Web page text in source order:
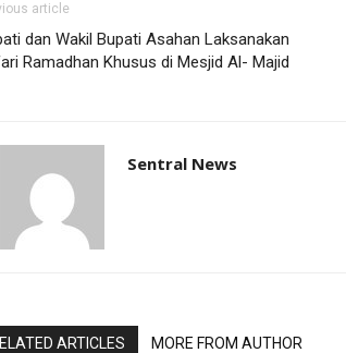
article
dan Wakil Bupati Asahan Laksanakan
Ramadhan Khusus di Mesjid Al- Majid
Sentral News
ARTICLES MORE FROM AUTHOR